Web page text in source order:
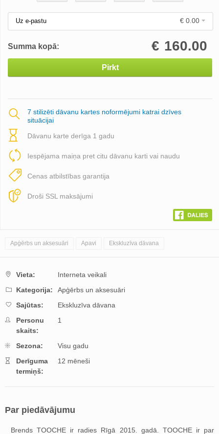
Uz e-pastu € 0.00
Summa kopā: 160.00
€
Pirkt
7 stilizēti dāvanu kartes noformējumi katrai dzīves
situācijai
Dāvanu karte derīga 1 gadu
Iespējama maiņa pret citu dāvanu karti vai naudu
Cenas atbilstības garantija
Droši SSL maksājumi
Apģērbs un aksesuāri Apavi Ekskluzīva dāvana
Vieta:
Interneta veikali
Kategorija:
Apģērbs un aksesuāri
Sajūtas:
Ekskluzīva dāvana
Personu
skaits:
1
Sezona:
Visu gadu
Derīguma
termiņš:
12 mēneši
Par piedāvājumu
Brends TOOCHE ir radies Rīgā 2015. gadā. TOOCHE ir par